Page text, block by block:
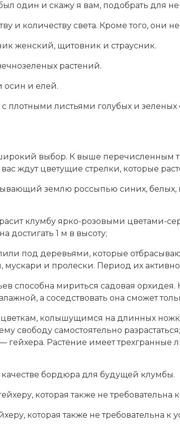
один и скажу я вам, подобрать для
и количеству света. Кроме того, они
женский, щитовник и страусник.
растений.
осин и елей.
плотными листьями голубых и зеленых
выбор. К выше
ждут цветущие стрелки, которые
землю россыпью синих, белых,
клумбу ярко-розовыми цветами-
достигать 1 м в высоту;
под деревьями, которые
и пролески. Период их
способна мириться садовая орхидея.
а соседствовать она сможет
колышущимся на длинных
свободу самостоятельно разрастаться;
Растение имеет трехгранные
качестве бордюра для будущей клумбы.
которая также не требовательна к